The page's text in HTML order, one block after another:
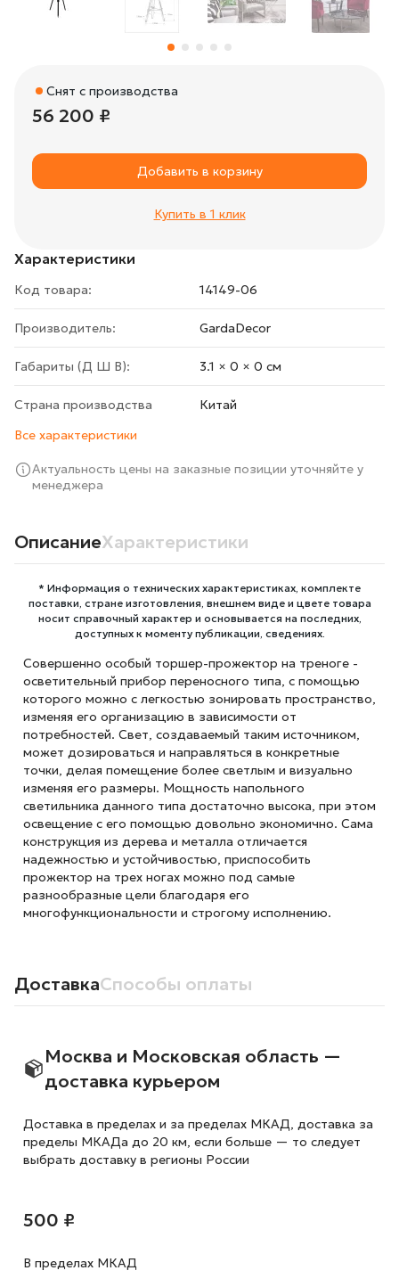
Характеристики
Код товара: 14149-06
Производитель: GardaDecor
Габариты (Д Ш В): 3.1 × 0 × 0 cм
Страна производства
Китай
Все характеристики
Актуальность цены на заказные позиции уточняйте у
менеджера
Снят с производства
56 200 ₽
Добавить в корзину
Купить в 1 клик
ОписаниеХарактеристики
* Информация о технических характеристиках, комплекте
поставки, стране изготовления, внешнем виде и цвете товара
носит справочный характер и основывается на последних,
доступных к моменту публикации, сведениях.
Совершенно особый торшер-прожектор на треноге -
осветительный прибор переносного типа, с помощью
которого можно с легкостью зонировать пространство,
изменяя его организацию в зависимости от
потребностей. Свет, создаваемый таким источником,
может дозироваться и направляться в конкретные
точки, делая помещение более светлым и визуально
изменяя его размеры. Мощность напольного
светильника данного типа достаточно высока, при этом
освещение с его помощью довольно экономично. Сама
конструкция из дерева и металла отличается
надежностью и устойчивостью, приспособить
прожектор на трех ногах можно под самые
разнообразные цели благодаря его
многофункциональности и строгому исполнению.
ДоставкаСпособы оплаты
Москва и Московская область —
доставка курьером
Доставка в пределах и за пределах МКАД, доставка за
пределы МКАДа до 20 км, если больше — то следует
выбрать доставку в регионы России
500 ₽
В пределах МКАД